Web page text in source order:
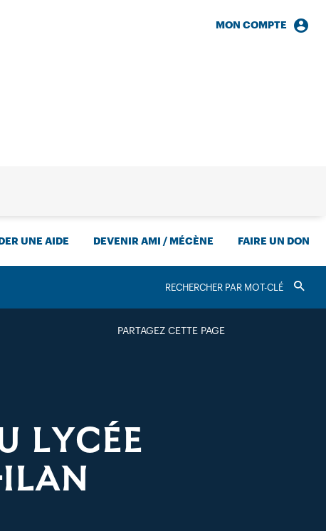
MON COMPTE
UNE AIDE DEVENIR AMI / MÉCÈNE FAIRE UN DON
Valider
PARTAGEZ CETTE PAGE
LYCÉE